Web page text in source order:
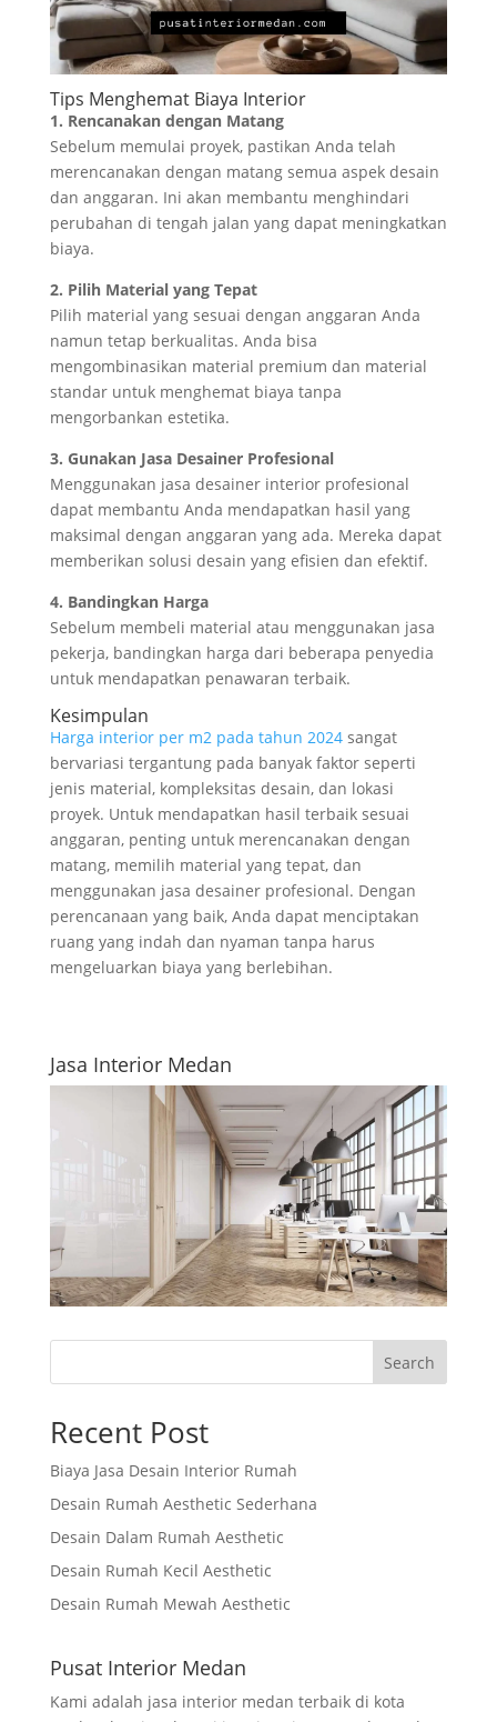
Tips Menghemat Biaya Interior
1. Rencanakan dengan Matang
Sebelum memulai proyek, pastikan Anda telah
merencanakan dengan matang semua aspek desain
dan anggaran. Ini akan membantu menghindari
perubahan di tengah jalan yang dapat meningkatkan
biaya.
2. Pilih Material yang Tepat
Pilih material yang sesuai dengan anggaran Anda
namun tetap berkualitas. Anda bisa
mengombinasikan material premium dan material
standar untuk menghemat biaya tanpa
mengorbankan estetika.
3. Gunakan Jasa Desainer Profesional
Menggunakan jasa desainer interior profesional
dapat membantu Anda mendapatkan hasil yang
maksimal dengan anggaran yang ada. Mereka dapat
memberikan solusi desain yang efisien dan efektif.
4. Bandingkan Harga
Sebelum membeli material atau menggunakan jasa
pekerja, bandingkan harga dari beberapa penyedia
untuk mendapatkan penawaran terbaik.
Kesimpulan
Harga interior per m2 pada tahun 2024sangat
bervariasi tergantung pada banyak faktor seperti
jenis material, kompleksitas desain, dan lokasi
proyek. Untuk mendapatkan hasil terbaik sesuai
anggaran, penting untuk merencanakan dengan
matang, memilih material yang tepat, dan
menggunakan jasa desainer profesional. Dengan
perencanaan yang baik, Anda dapat menciptakan
ruang yang indah dan nyaman tanpa harus
mengeluarkan biaya yang berlebihan.
Jasa Interior Medan
Search
Recent Post
Biaya Jasa Desain Interior Rumah
Desain Rumah Aesthetic Sederhana
Desain Dalam Rumah Aesthetic
Desain Rumah Kecil Aesthetic
Desain Rumah Mewah Aesthetic
Pusat Interior Medan
Kami adalah jasa interior medan terbaik di kota